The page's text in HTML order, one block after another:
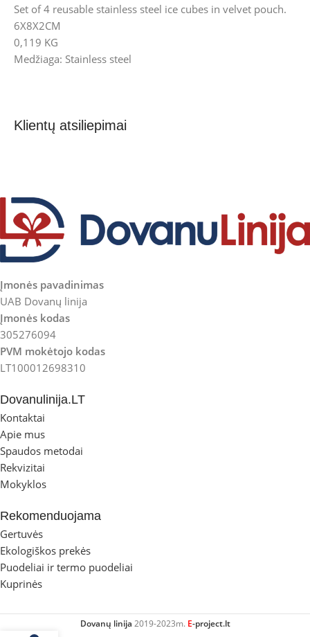
Set of 4 reusable stainless steel ice cubes in velvet pouch.
6X8X2CM
0,119 KG
Medžiaga: Stainless steel
Klientų atsiliepimai
Įmonės pavadinimas
UAB Dovanų linija
Įmonės kodas
305276094
PVM mokėtojo kodas
LT100012698310
Dovanulinija.LT
Kontaktai
Apie mus
Spaudos metodai
Rekvizitai
Mokyklos
Rekomenduojama
Gertuvės
Ekologiškos prekės
Puodeliai ir termo puodeliai
Kuprinės
Dovanų linija 2019-2023m. E-project.lt